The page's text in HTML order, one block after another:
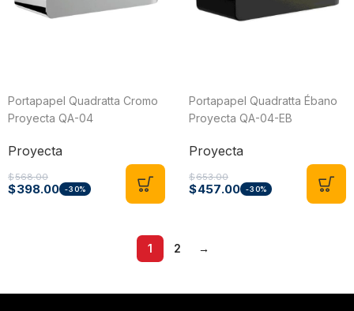
Portapapel Quadratta Cromo
Proyecta QA-04
Proyecta
$568.00
$398.00 -30%
Portapapel Quadratta Ébano
Proyecta QA-04-EB
Proyecta
$653.00
$457.00 -30%
1 2 →